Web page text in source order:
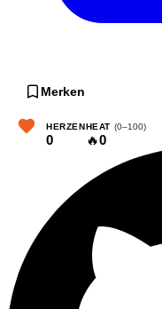
Merken
HERZEN
0
HEAT (0–100)
🔥0